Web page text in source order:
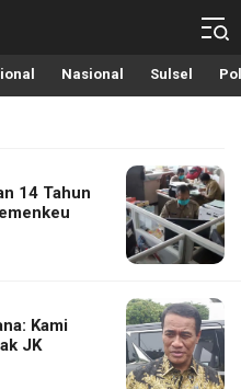
Jalurinfo.com
Nasional Sulsel
14 Tahun
Kami
JK